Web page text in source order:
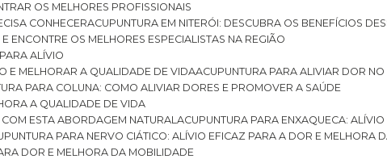
OS MELHORES PROFISSIONAIS
CONHECER
ACUPUNTURA EM NITERÓI: DESCUBRA OS BENEFÍCIOS
ENCONTRE OS MELHORES ESPECIALISTAS NA REGIÃO
ALÍVIO
E MELHORAR A QUALIDADE DE VIDA
ACUPUNTURA PARA ALIVIAR DOR
PARA COLUNA: COMO ALIVIAR DORES E PROMOVER A SAÚDE
A QUALIDADE DE VIDA
COM ESTA ABORDAGEM NATURAL
ACUPUNTURA PARA ENXAQUECA:
PARA NERVO CIÁTICO: ALÍVIO EFICAZ PARA A DOR E MELHORA
DOR E MELHORA DA MOBILIDADE